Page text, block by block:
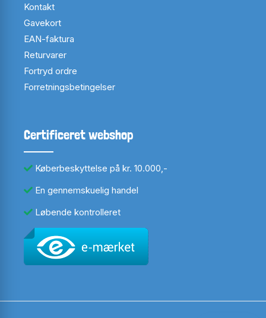
Kontakt
Gavekort
EAN-faktura
Returvarer
Fortryd ordre
Forretningsbetingelser
Certificeret webshop
Køberbeskyttelse på kr. 10.000,-
En gennemskuelig handel
Løbende kontrolleret